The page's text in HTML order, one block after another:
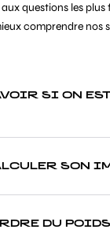
questions les
comprendre nos
SI ON EST
SON
DU